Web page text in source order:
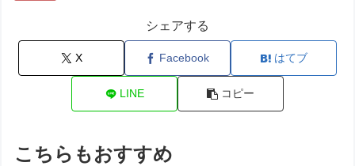
シェアする
X Facebook はてブ
LINE コピー
こちらもおすすめ